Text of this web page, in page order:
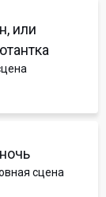
или
сцена